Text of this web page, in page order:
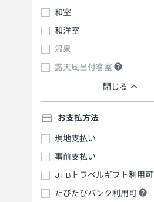
和室
和洋室
温泉
露天風呂付客室
閉じる
お支払方法
現地支払い
事前支払い
JTBトラベルギフト利用可
たびたびバンク利用可